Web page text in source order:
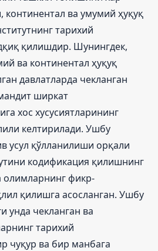
ва умумий ҳуқуқ
тарихий
қилишдир. Шунингдек,
ва континентал ҳуқуқ
давлатларда чекланган
ширкат
хос хусусиятларининг
келтирилади. Ушбу
усул қўлланилиши орқали
кодификация қилишнинг
олимларнинг фикр-
қилишга асосланган. Ушбу
унда чекланган ва
тарихий
чуқур ва бир манбага